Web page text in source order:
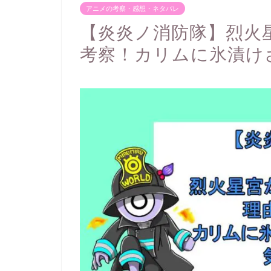
アニメの考察・感想・ネタバレ
【炎炎ノ消防隊】烈
考察！カリムに氷漬